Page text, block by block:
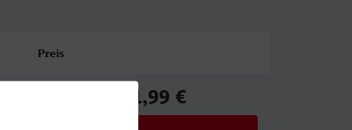
Preis
61,99 €